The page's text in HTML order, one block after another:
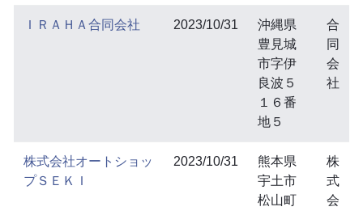
ＩＲＡＨＡ合同会社 2023/10/31
沖縄県
豊見城
市字伊
良波５
１６番
地５
合
同
会
社
株式会社オートショッ
プＳＥＫＩ
2023/10/31
熊本県
宇土市
松山町
株
式
会